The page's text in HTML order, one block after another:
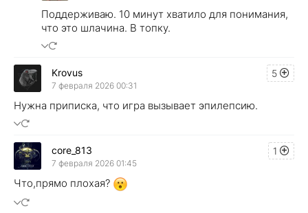
Поддерживаю. 10 минут хватило для понимания,
что это шлачина. В топку.
5
Krovus
7 февраля 2026 00:31
Нужна приписка, что игра вызывает эпилепсию.
1
core_813
7 февраля 2026 01:45
Что,прямо плохая?